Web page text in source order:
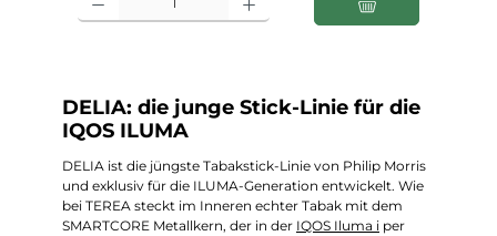
DELIA: die junge Stick-Linie für die
IQOS ILUMA
DELIA ist die jüngste Tabakstick-Linie von Philip Morris
und exklusiv für die ILUMA-Generation entwickelt. Wie
bei TEREA steckt im Inneren echter Tabak mit dem
SMARTCORE Metallkern, der in der IQOS Iluma i per